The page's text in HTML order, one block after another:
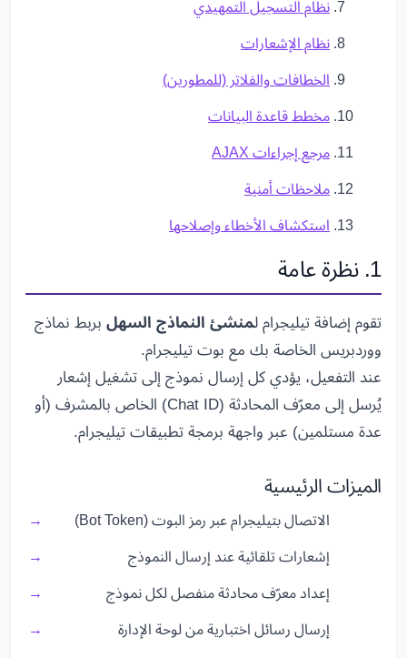
نظام التسجيل التمهيدي
نظام الإشعارات
الخطافات والفلاتر (للمطورين)
مخطط قاعدة البيانات
مرجع إجراءات AJAX
ملاحظات أمنية
استكشاف الأخطاء وإصلاحها
1. نظرة عامة
تقوم إضافة تيليجرام لمنشئ النماذج السهل بربط نماذج
ووردبريس الخاصة بك مع بوت تيليجرام.
عند التفعيل، يؤدي كل إرسال نموذج إلى تشغيل إشعار
يُرسل إلى معرّف المحادثة (Chat ID) الخاص بالمشرف (أو
عدة مستلمين) عبر واجهة برمجة تطبيقات تيليجرام.
الميزات الرئيسية
الاتصال بتيليجرام عبر رمز البوت (Bot Token)
إشعارات تلقائية عند إرسال النموذج
إعداد معرّف محادثة منفصل لكل نموذج
إرسال رسائل اختبارية من لوحة الإدارة